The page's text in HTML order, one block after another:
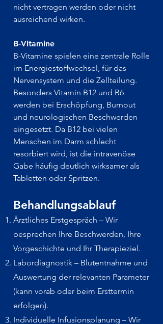
nicht vertragen werden oder nicht
ausreichend wirken.
B-Vitamine
B-Vitamine spielen eine zentrale Rolle
im Energiestoffwechsel, für das
Nervensystem und die Zellteilung.
Besonders Vitamin B12 und B6
werden bei Erschöpfung, Burnout
und neurologischen Beschwerden
eingesetzt. Da B12 bei vielen
Menschen im Darm schlecht
resorbiert wird, ist die intravenöse
Gabe häufig deutlich wirksamer als
Tabletten oder Spritzen.
Behandlungsablauf
Ärztliches Erstgespräch – Wir
besprechen Ihre Beschwerden, Ihre
Vorgeschichte und Ihr Therapieziel.
Labordiagnostik – Blutentnahme und
Auswertung der relevanten Parameter
(kann vorab oder beim Ersttermin
erfolgen).
Individuelle Infusionsplanung – Wir